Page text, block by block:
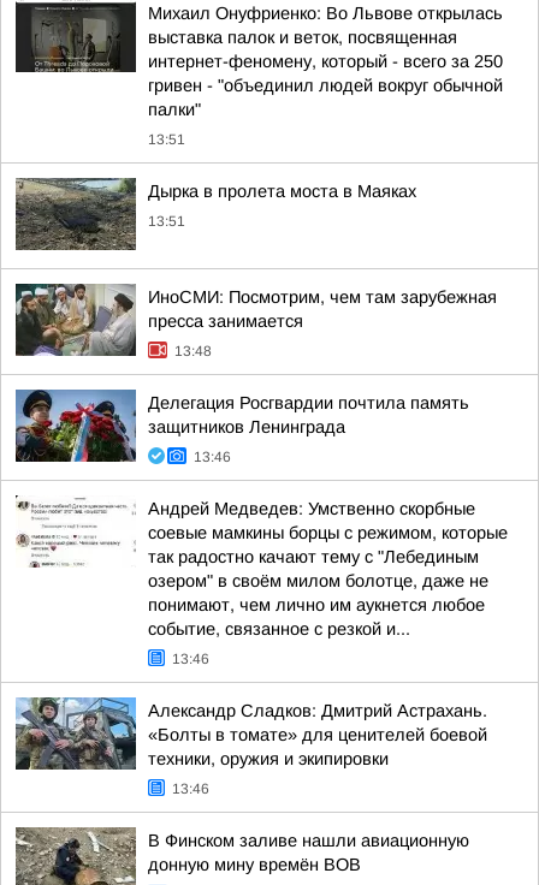
Михаил Онуфриенко: Во Львове открылась
выставка палок и веток, посвященная
интернет-феномену, который - всего за 250
гривен - "объединил людей вокруг обычной
палки"
13:51
Дырка в пролета моста в Маяках
13:51
ИноСМИ: Посмотрим, чем там зарубежная
пресса занимается
13:48
Делегация Росгвардии почтила память
защитников Ленинграда
13:46
Андрей Медведев: Умственно скорбные
соевые мамкины борцы с режимом, которые
так радостно качают тему с "Лебединым
озером" в своём милом болотце, даже не
понимают, чем лично им аукнется любое
событие, связанное с резкой и...
13:46
Александр Сладков: Дмитрий Астрахань.
«Болты в томате» для ценителей боевой
техники, оружия и экипировки
13:46
В Финском заливе нашли авиационную
донную мину времён ВОВ